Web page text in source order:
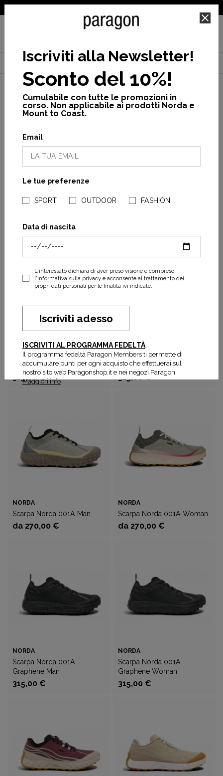
NEGOZI PARAGONSHOP
Home Brand Norda
Calzature
Abbigliamento
Genere
Woman
APPLICA
FILTRI
NORDA
315,00 €
NORDA
NORDA
Scarpa Norda 005 Man
315,00 €
NORDA
Scarpa Norda 005 Woman
315,00 €
NORDA
Scarpa Norda 001A Man
da 270,00 €
NORDA
Scarpa Norda 001A Woman
da 270,00 €
NORDA
Scarpa Norda 001A
Graphene Man
315,00 €
NORDA
Scarpa Norda 001A
Graphene Woman
315,00 €
Iscriviti alla Newsletter!
Sconto del 10%!
Cumulabile con tutte le promozioni in
corso. Non applicabile ai prodotti Norda e
Mount to Coast.
Email
Le tue preferenze
SPORT OUTDOOR FASHION
Data di nascita
L'interessato dichiara di aver preso visione e compreso
l'informativa sulla privacye acconsente al trattamento dei
propri dati personali per le finalità ivi indicate.
Iscriviti adesso
ISCRIVITI AL PROGRAMMA FEDELTÀ
Il programma fedeltà Paragon Members ti permette di
accumulare punti per ogni acquisto che effettuerai sul
nostro sito web Paragonshop.it e nei negozi Paragon.
Maggiori info